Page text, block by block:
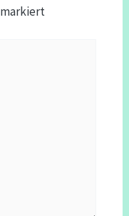
markiert